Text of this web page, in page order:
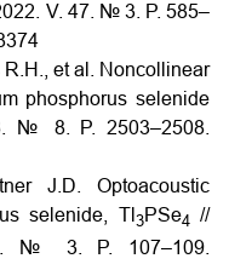
V. 47. № 3. P. 585–
et al. Noncollinear
phosphorus selenide
№ 8. P. 2503–2508.
J.D. Optoacoustic
selenide, Tl 3PSe4 //
№ 3. P. 107–109.